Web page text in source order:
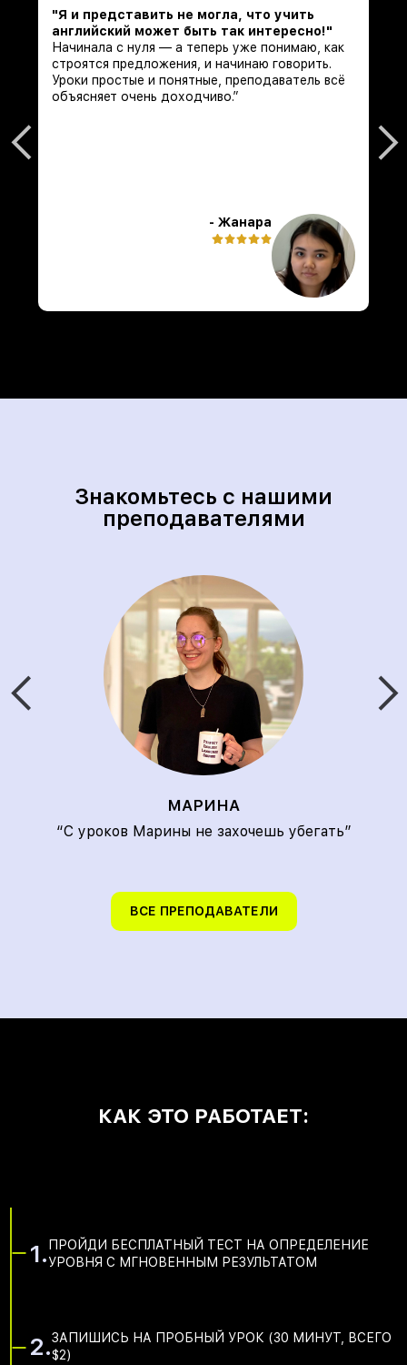
"Я и представить не могла, что учить
английский может быть так интересно!"
Начинала с нуля — а теперь уже понимаю, как
строятся предложения, и начинаю говорить.
Уроки простые и понятные, преподаватель всё
объясняет очень доходчиво.”
- Жанара
Знакомьтесь с нашими
преподавателями
МАРИНА
“С уроков Марины не захочешь убегать”
ВСЕ ПРЕПОДАВАТЕЛИ
КАК ЭТО РАБОТАЕТ:
1. ПРОЙДИ БЕСПЛАТНЫЙ ТЕСТ НА ОПРЕДЕЛЕНИЕ
УРОВНЯ С МГНОВЕННЫМ РЕЗУЛЬТАТОМ
2.ЗАПИШИСЬ НА ПРОБНЫЙ УРОК (30 МИНУТ, ВСЕГО
$2)